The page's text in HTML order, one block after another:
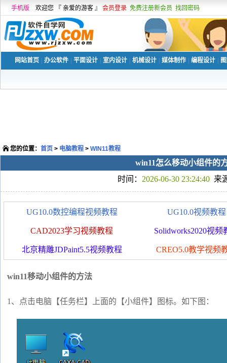
手机版 欢迎您 『 亲爱的游客 』 会员登录 免费注册新会员 找回密码
网站首页 办公软件 平面设计 室内设计 机械设计 媒体制作 编程设计
您的位置： 首页 > 电脑教程 > WIN11教程
win11怎么移动小组件的
时间： 2026-06-30 23:24:40 来
UG10.0数控编程视频教程 UG10.0视频教程
CAD2023学习视频教程 Solidworks2020视频
北京精雕JDPaint5.5视频教程 CREO5.0教学视频
win11移动小组件的方法
1、点击电脑【任务栏】上面的【小组件】图标。如下图：